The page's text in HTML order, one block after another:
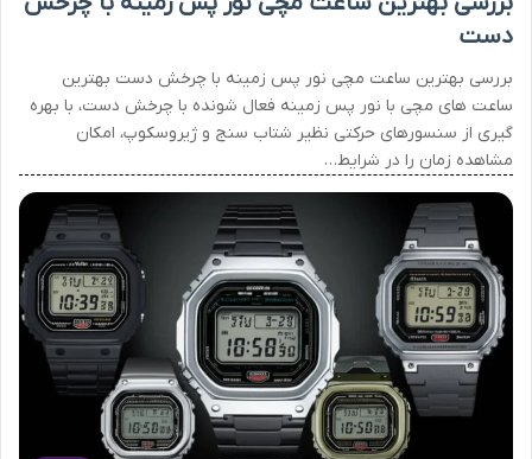
دست
بررسی بهترین ساعت مچی نور پس زمینه با چرخش دست بهترین
ساعت های مچی با نور پس زمینه فعال شونده با چرخش دست، با بهره
گیری از سنسورهای حرکتی نظیر شتاب سنج و ژیروسکوپ، امکان
مشاهده زمان را در شرایط…